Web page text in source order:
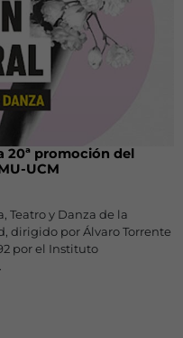
20ª promoción del
UCM
Teatro y Danza de la
dirigido por Álvaro Torrente
por el Instituto